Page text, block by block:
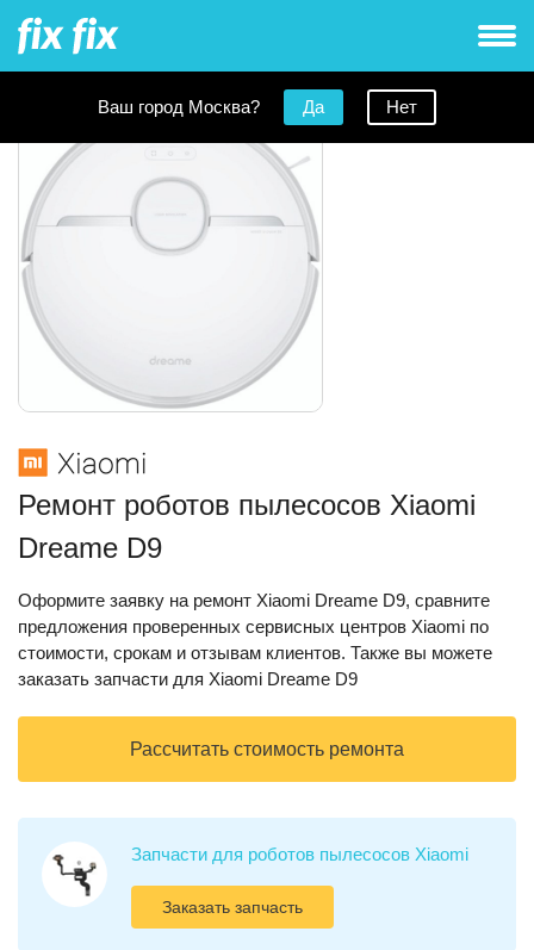
Ваш город Москва? Да Нет
Ремонт роботов пылесосов Xiaomi
Dreame D9
Оформите заявку на ремонт Xiaomi Dreame D9, сравните
предложения проверенных сервисных центров Xiaomi по
стоимости, срокам и отзывам клиентов. Также вы можете
заказать запчасти для Xiaomi Dreame D9
Рассчитать стоимость ремонта
Запчасти для роботов пылесосов Xiaomi
Заказать запчасть